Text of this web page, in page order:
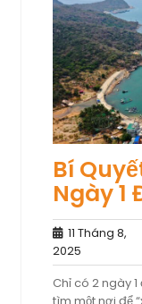
Bí
Ngày 1
11 Tháng 8,
2025
Tháng
8,
Chỉ có 2 ngày
tìm một nơi để